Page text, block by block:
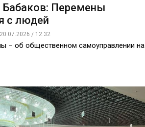
Бабаков: Перемены
с людей
20.07.2026 / 12:32
– об общественном самоуправлении на